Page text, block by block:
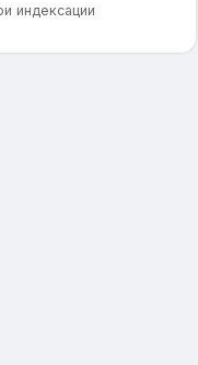
индексации